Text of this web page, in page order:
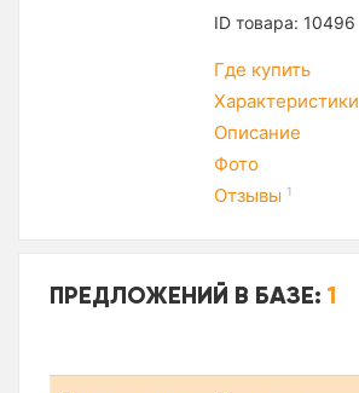
ID товара: 10496
Где купить
Характеристики
Описание
Фото
Отзывы 1
ПРЕДЛОЖЕНИЙ В БАЗЕ:1